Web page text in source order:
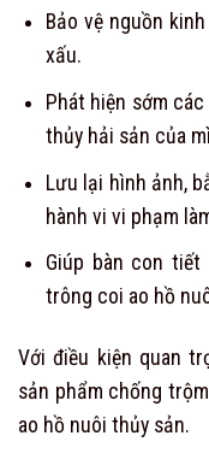
Bảo vệ nguồn
xấu.
Phát hiện sớm
thủy hải sản của
Lưu lại hình ảnh,
hành vi vi phạm
Giúp bàn con tiết
trông coi ao hồ
Với điều kiện quan
sản phẩm chống
ao hồ nuôi thủy sản.